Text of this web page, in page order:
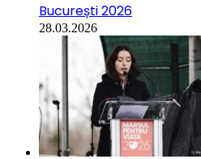
București 2026
28.03.2026